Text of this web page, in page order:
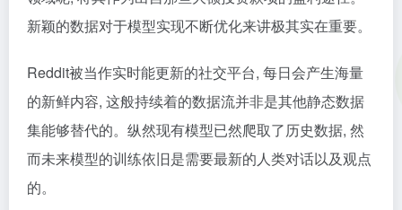
新颖的数据对于模型实现不断优化来讲极其实在重要。
Reddit被当作实时能更新的社交平台, 每日会产生海量
的新鲜内容, 这般持续着的数据流并非是其他静态数据
集能够替代的。纵然现有模型已然爬取了历史数据, 然
而未来模型的训练依旧是需要最新的人类对话以及观点
的。